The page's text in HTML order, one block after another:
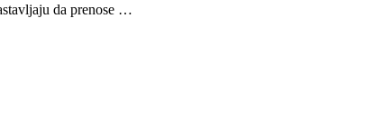
da prenose …